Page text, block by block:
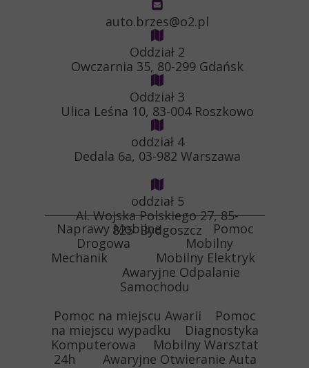
auto.brzes@o2.pl
Oddział 2
Owczarnia 35, 80-299 Gdańsk
Oddział 3
Ulica Leśna 10, 83-004 Roszkowo
oddział 4
Dedala 6a, 03-982 Warszawa
oddział 5
Al. Wojska Polskiego 27, 85-
825 Bydgoszcz
Naprawy Mobilne Pomoc
Drogowa Mobilny
Mechanik Mobilny Elektryk
Awaryjne Odpalanie
Samochodu
Pomoc na miejscu Awarii Pomoc
na miejscu wypadku Diagnostyka
Komputerowa Mobilny Warsztat
24h Awaryjne Otwieranie Auta